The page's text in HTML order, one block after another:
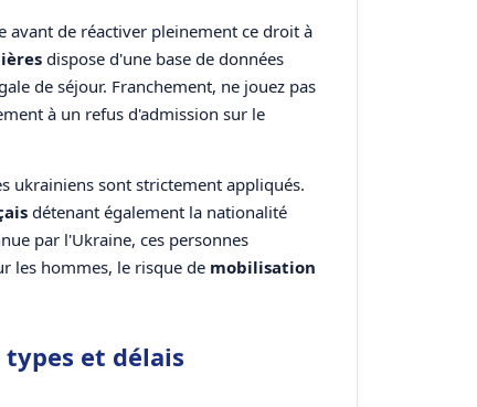
avant de réactiver pleinement ce droit à
dispose d'une base de données
de séjour. Franchement, ne jouez pas
à un refus d'admission sur le
ukrainiens sont strictement appliqués.
détenant également la nationalité
par l'Ukraine, ces personnes
les hommes, le risque de mobilisation
et délais